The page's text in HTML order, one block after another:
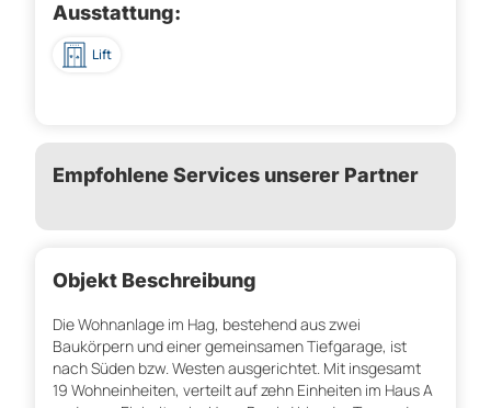
Ausstattung:
Lift
Empfohlene Services unserer Partner
Objekt Beschreibung
Die Wohnanlage im Hag, bestehend aus zwei
Baukörpern und einer gemeinsamen Tiefgarage, ist
nach Süden bzw. Westen ausgerichtet. Mit insgesamt
19 Wohneinheiten, verteilt auf zehn Einheiten im Haus A